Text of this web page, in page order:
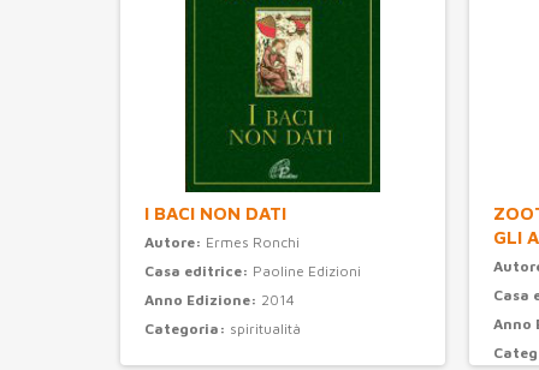
I BACI NON DATI
Autore: Ermes Ronchi
Casa editrice: Paoline Edizioni
Anno Edizione: 2014
Categoria: spiritualità
GLI
Casa
Anno